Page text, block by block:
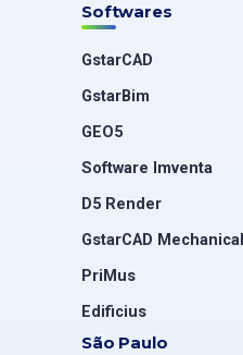
Softwares
GstarCAD
GstarBim
GEO5
Software Imventa
D5 Render
GstarCAD Mechanical
PriMus
Edificius
São Paulo